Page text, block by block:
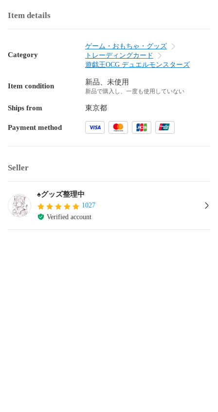
Item details
Category
ゲーム・おもちゃ・グッズ
トレーディングカード
遊戯王OCG デュエルモンスターズ
Item condition 新品、未使用
新品で購入し、一度も使用していない
Ships from 東京都
Payment method
Seller
♠️グッズ整理中
1027
Verified account